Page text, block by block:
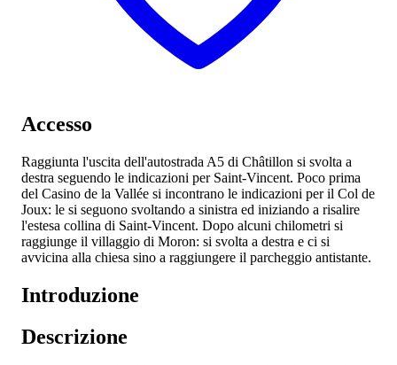
Accesso
Raggiunta l'uscita dell'autostrada A5 di Châtillon si svolta a
destra seguendo le indicazioni per Saint-Vincent. Poco prima
del Casino de la Vallée si incontrano le indicazioni per il Col de
Joux: le si seguono svoltando a sinistra ed iniziando a risalire
l'estesa collina di Saint-Vincent. Dopo alcuni chilometri si
raggiunge il villaggio di Moron: si svolta a destra e ci si
avvicina alla chiesa sino a raggiungere il parcheggio antistante.
Introduzione
Descrizione